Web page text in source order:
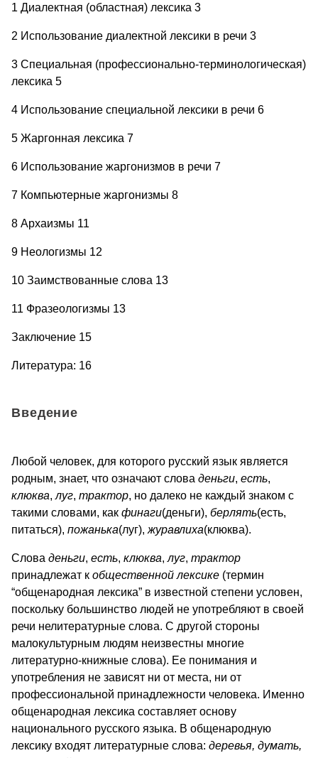
1 Диалектная (областная) лексика 3
2 Использование диалектной лексики в речи 3
3 Специальная (профессионально-терминологическая)
лексика 5
4 Использование специальной лексики в речи 6
5 Жаргонная лексика 7
6 Использование жаргонизмов в речи 7
7 Компьютерные жаргонизмы 8
8 Архаизмы 11
9 Неологизмы 12
10 Заимствованные слова 13
11 Фразеологизмы 13
Заключение 15
Литература: 16
Введение
Любой человек, для которого русский язык является
родным, знает, что означают слова деньги, есть,
клюква, луг, трактор, но далеко не каждый знаком с
такими словами, как финаги(деньги), берлять(есть,
питаться), пожанька(луг), журавлиха(клюква).
Слова деньги, есть, клюква, луг, трактор
принадлежат к общественной лексике (термин
“общенародная лексика” в известной степени условен,
поскольку большинство людей не употребляют в своей
речи нелитературные слова. С другой стороны
малокультурным людям неизвестны многие
литературно-книжные слова). Ее понимания и
употребления не зависят ни от места, ни от
профессиональной принадлежности человека. Именно
общенародная лексика составляет основу
национального русского языка. В общенародную
лексику входят литературные слова: деревья, думать,